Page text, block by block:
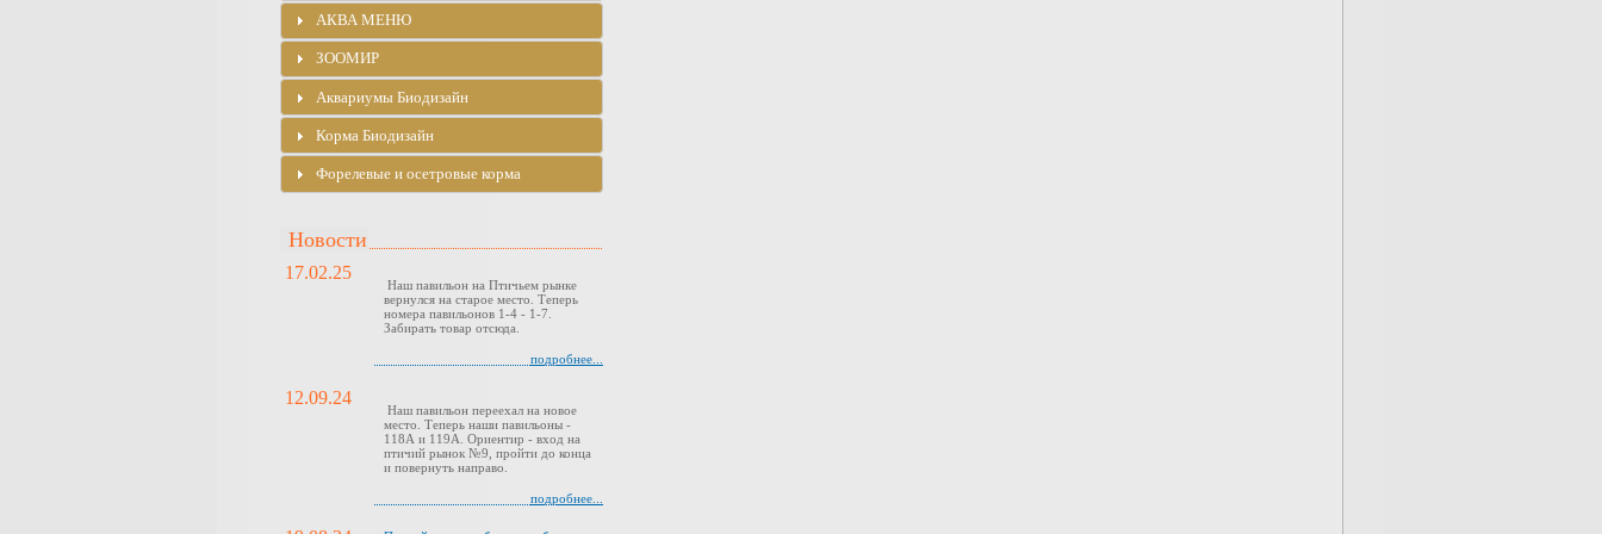
АКВА МЕНЮ
ЗООМИР
Аквариумы Биодизайн
Корма Биодизайн
Форелевые и осетровые корма
Новости
17.02.25
Наш павильон на Птичьем рынке
вернулся на старое место. Теперь
номера павильонов 1-4 - 1-7.
Забирать товар отсюда.
подробнее...
12.09.24
Наш павильон переехал на новое
место. Теперь наши павильоны -
118А и 119А. Ориентир - вход на
птичий рынок №9, пройти до конца
и повернуть направо.
подробнее...